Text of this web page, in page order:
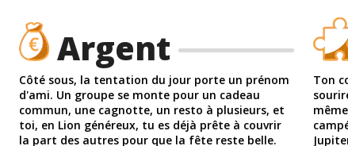
Argent
Côté sous, la tentation du jour porte un prénom
d'ami. Un groupe se monte pour un cadeau
commun, une cagnotte, un resto à plusieurs, et
toi, en Lion généreux, tu es déjà prête à couvrir
la part des autres pour que la fête reste belle.
Ton